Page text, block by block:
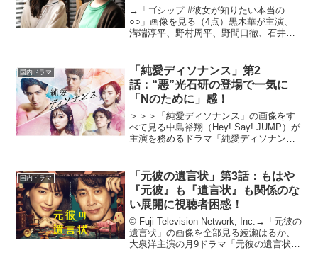
津。ラストは2人の姿にほっこ
り！（※ストーリーネタバレあ
り）
→「ゴシップ #彼女が知りたい本当の
○○」画像を見る（4点）黒木華が主演、
溝端淳平、野村周平、野間口徹、石井杏
6日より放送スタート。取材なしの「コタ
ツ記事」を...
国内ドラマ
「純愛ディソナンス」第2
話：“悪”光石研の登場で一気に
「Nのために」感！
＞＞＞「純愛ディソナンス」の画像をす
べて見る中島裕翔（Hey! Say! JUMP）が
主演を務めるドラマ「純愛ディソナン
とする本作。高校を舞台にした第1部と
大...
国内ドラマ
「元彼の遺言状」第3話：もはや
『元彼』も『遺言状』も関係のな
い展開に視聴者困惑！
© Fuji Television Network, Inc.→「元彼の
遺言状」の画像を全部見る綾瀬はるか、
大泉洋主演の月9ドラマ「元彼の遺言状」